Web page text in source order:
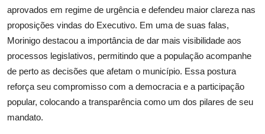
aprovados em regime de urgência e defendeu maior clareza nas
proposições vindas do Executivo. Em uma de suas falas,
Morinigo destacou a importância de dar mais visibilidade aos
processos legislativos, permitindo que a população acompanhe
de perto as decisões que afetam o município. Essa postura
reforça seu compromisso com a democracia e a participação
popular, colocando a transparência como um dos pilares de seu
mandato.